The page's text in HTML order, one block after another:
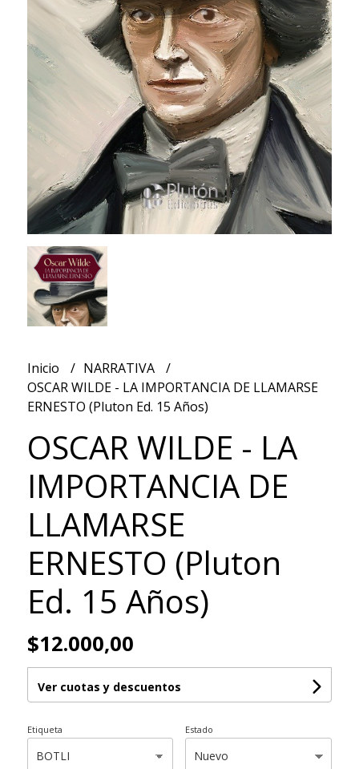
Inicio
NARRATIVA
OSCAR WILDE - LA IMPORTANCIA DE LLAMARSE
ERNESTO (Pluton Ed. 15 Años)
OSCAR WILDE - LA
IMPORTANCIA DE
LLAMARSE
ERNESTO (Pluton
Ed. 15 Años)
$12.000,00
Ver cuotas y descuentos
Etiqueta Estado